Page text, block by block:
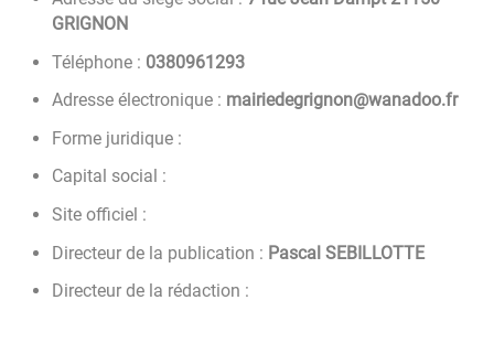
GRIGNON
Téléphone : 3921690830
Adresse électronique : rf.oodanaw@nongirgedeiriam
Forme juridique :
Capital social :
Site officiel :
Directeur de la publication : Pascal SEBILLOTTE
Directeur de la rédaction :